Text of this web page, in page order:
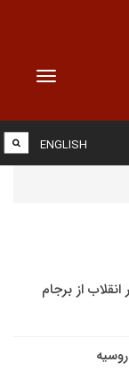
Toggle
ENGLISH
از برجام